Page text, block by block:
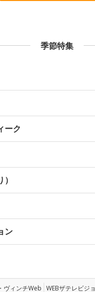
季節特集
ーク
ン
ヴィンチWeb WEBザテレビジ